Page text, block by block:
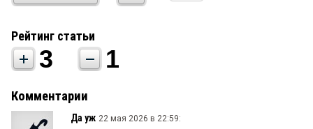
Рейтинг статьи
3 1
Комментарии
Да уж 22 мая 2026 в 22:59: